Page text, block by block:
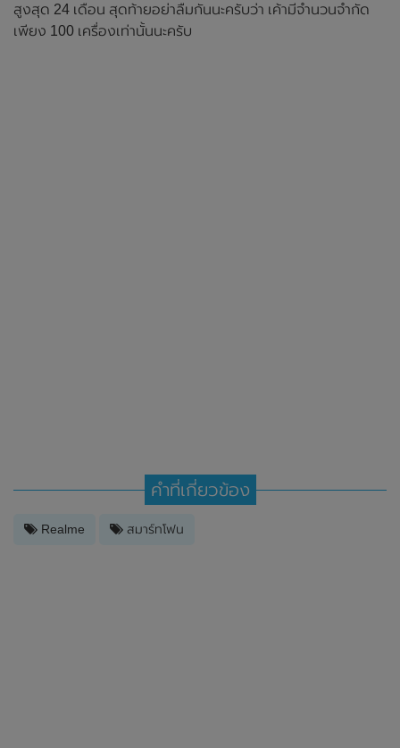
สูงสุด 24 เดือน สุดท้ายอย่าลืมกันนะครับว่า เค้ามีจำนวนจำกัด
เพียง 100 เครื่องเท่านั้นนะครับ
คำที่เกี่ยวข้อง
Realme สมาร์ทโฟน